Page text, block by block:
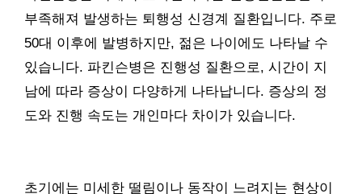
부족해져 발생하는 퇴행성 신경계 질환입니다. 주로
50대 이후에 발병하지만, 젊은 나이에도 나타날 수
있습니다. 파킨슨병은 진행성 질환으로, 시간이 지
남에 따라 증상이 다양하게 나타납니다. 증상의 정
도와 진행 속도는 개인마다 차이가 있습니다.
초기에는 미세한 떨림이나 동작이 느려지는 현상이